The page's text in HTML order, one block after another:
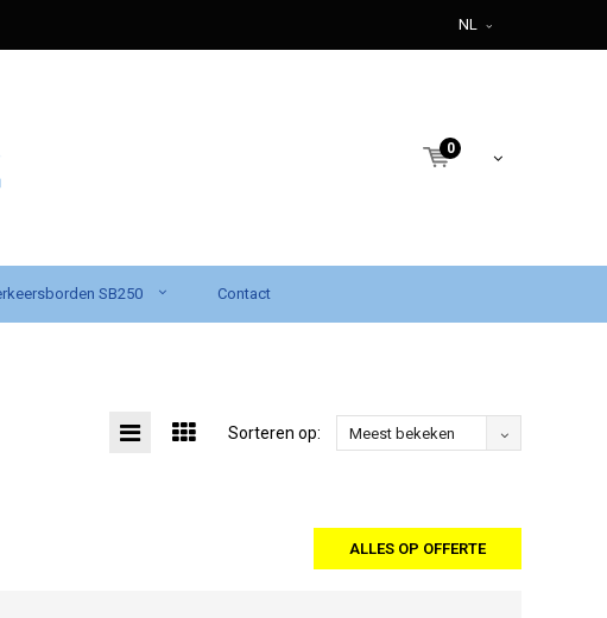
NL
0
SB250 Contact
Sorteren op: Meest bekeken
ALLES OP OFFERTE